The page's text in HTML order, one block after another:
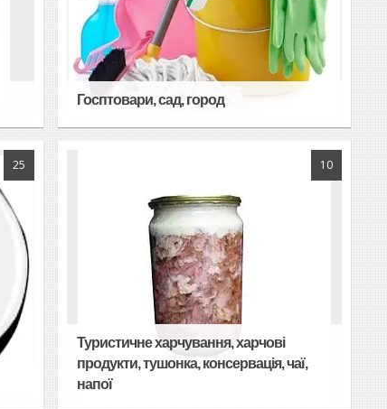
Госптовари, сад, город
25 10
Туристичне харчування, харчові
продукти, тушонка, консервація, чаї,
напої